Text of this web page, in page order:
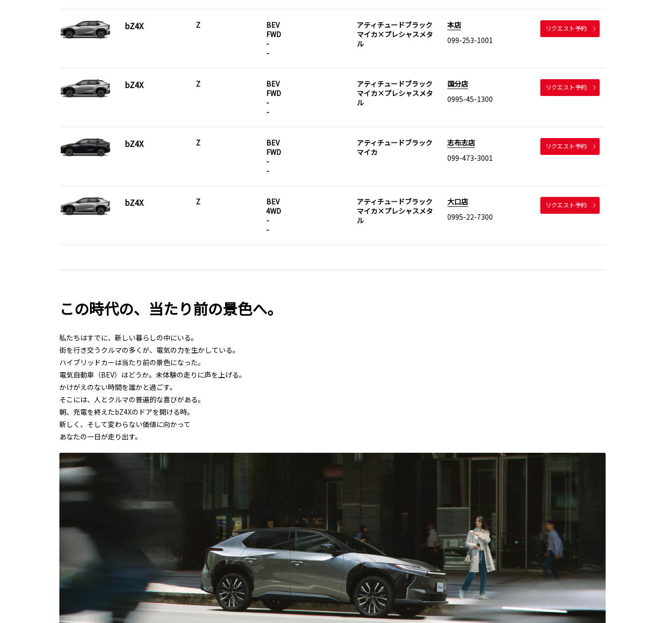
bZ4X Z
BEV
FWD
-
-
アティチュードブラック
マイカ×プレシャスメタ
ル
本店
099-253-1001
リクエスト予約
bZ4X Z
BEV
FWD
-
-
アティチュードブラック
マイカ×プレシャスメタ
ル
国分店
0995-45-1300
リクエスト予約
bZ4X Z
BEV
FWD
-
-
アティチュードブラック
マイカ
志布志店
099-473-3001
リクエスト予約
bZ4X Z
BEV
4WD
-
-
アティチュードブラック
マイカ×プレシャスメタ
ル
大口店
0995-22-7300
リクエスト予約
この時代の、当たり前の景色へ。
私たちはすでに、新しい暮らしの中にいる。
街を行き交うクルマの多くが、電気の力を生かしている。
ハイブリッドカーは当たり前の景色になった。
電気自動車（BEV）はどうか。未体験の走りに声を上げる。
かけがえのない時間を誰かと過ごす。
そこには、人とクルマの普遍的な喜びがある。
朝、充電を終えたbZ4Xのドアを開ける時。
新しく、そして変わらない価値に向かって
あなたの一日が走り出す。